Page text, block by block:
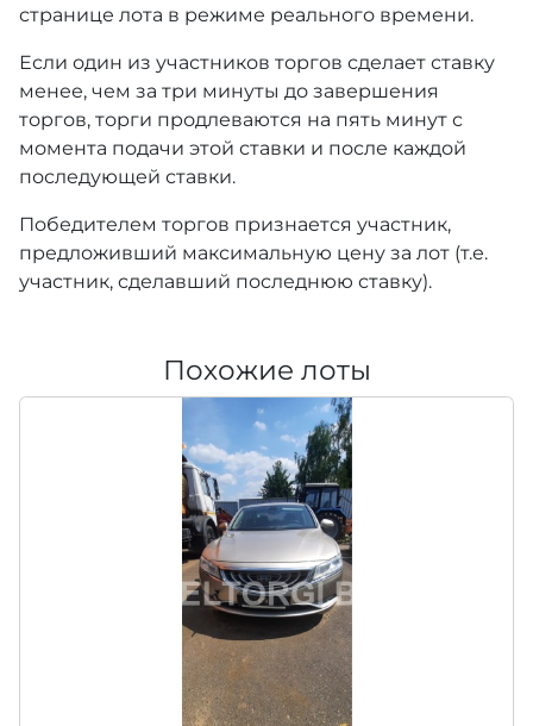
странице лота в режиме реального времени.
Если один из участников торгов сделает ставку
менее, чем за три минуты до завершения
торгов, торги продлеваются на пять минут с
момента подачи этой ставки и после каждой
последующей ставки.
Победителем торгов признается участник,
предложивший максимальную цену за лот (т.е.
участник, сделавший последнюю ставку).
Похожие лоты